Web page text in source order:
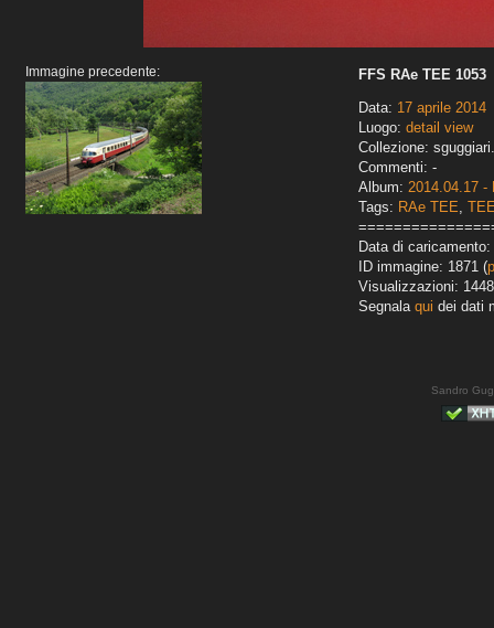
Immagine precedente:
FFS RAe TEE 1053
Data: 17 aprile 2014
Luogo: detail view
Collezione:
Commenti: -
Album: 2014.04.17 -
Tags: RAe TEE,
Data di
ID immagine: 1871 (
Visualizzazioni: 1448
Segnala qui dei dati
Sandro